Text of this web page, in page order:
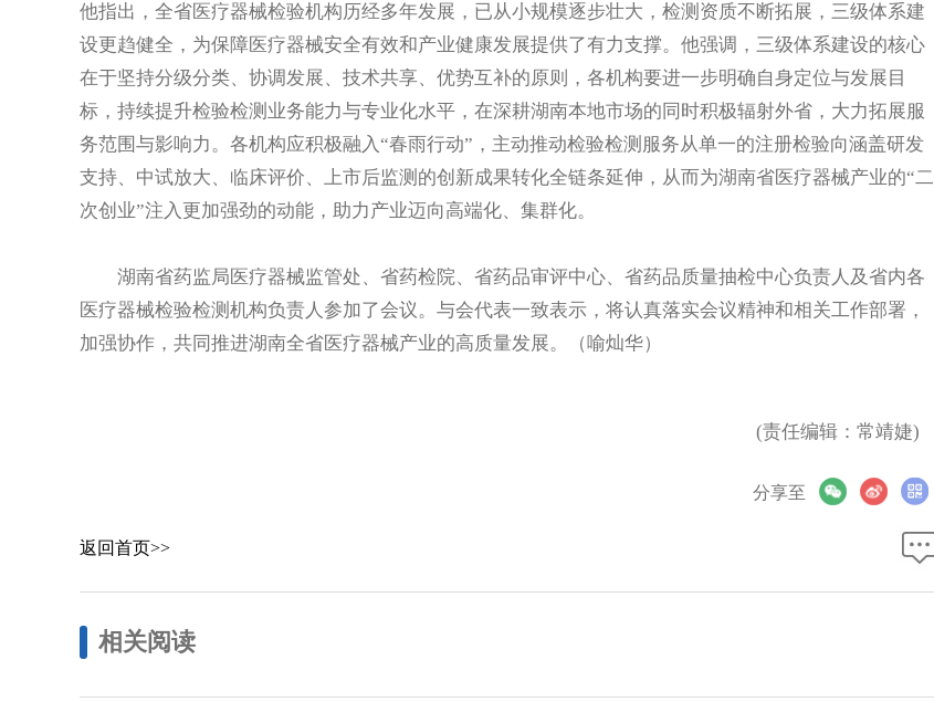
他指出，全省医疗器械检验机构历经多年发展，已从小规模逐步壮大，检测资质不断拓展，三级体系建
设更趋健全，为保障医疗器械安全有效和产业健康发展提供了有力支撑。他强调，三级体系建设的核心
在于坚持分级分类、协调发展、技术共享、优势互补的原则，各机构要进一步明确自身定位与发展目
标，持续提升检验检测业务能力与专业化水平，在深耕湖南本地市场的同时积极辐射外省，大力拓展服
务范围与影响力。各机构应积极融入“春雨行动”，主动推动检验检测服务从单一的注册检验向涵盖研发
支持、中试放大、临床评价、上市后监测的创新成果转化全链条延伸，从而为湖南省医疗器械产业的“二
次创业”注入更加强劲的动能，助力产业迈向高端化、集群化。
湖南省药监局医疗器械监管处、省药检院、省药品审评中心、省药品质量抽检中心负责人及省内各
医疗器械检验检测机构负责人参加了会议。与会代表一致表示，将认真落实会议精神和相关工作部署，
加强协作，共同推进湖南全省医疗器械产业的高质量发展。（喻灿华）
(责任编辑：常靖婕)
分享至
返回首页>>
相关阅读